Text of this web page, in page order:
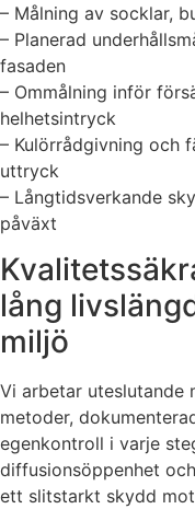
– Målning av socklar,
– Planerad
fasaden
– Ommålning inför
helhetsintryck
– Kulörrådgivning och
uttryck
– Långtidsverkande
påväxt
lång
miljö
Vi arbetar uteslutande
metoder,
egenkontroll i varje
diffusionsöppenhet
ett slitstarkt skydd